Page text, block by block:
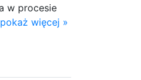
w procesie
pokaż więcej »